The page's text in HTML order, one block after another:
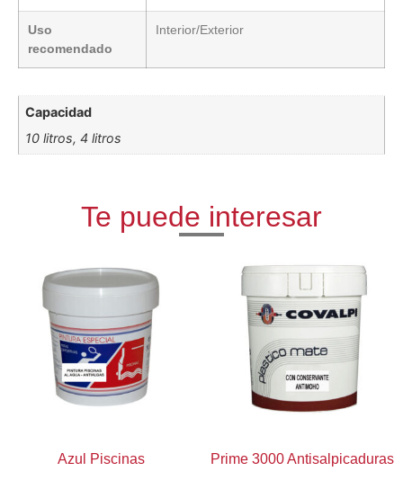
Uso
recomendado
Interior/Exterior
Capacidad
10 litros, 4 litros
Te puede interesar
Azul Piscinas Prime 3000 Antisalpicaduras